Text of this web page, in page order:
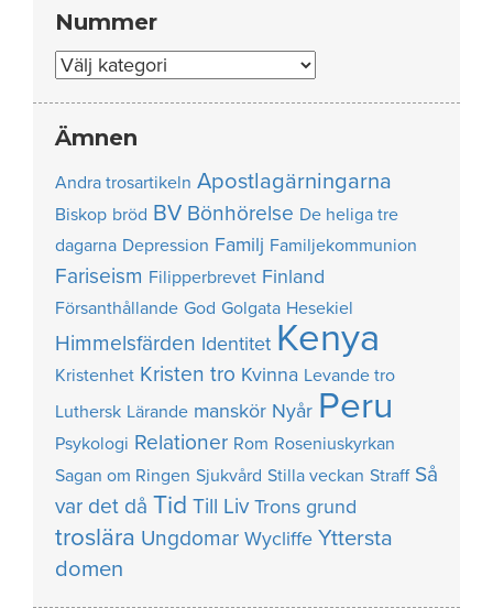
Nummer
Nummer
Ämnen
Andra trosartikeln Apostlagärningarna
Biskop bröd BV Bönhörelse De heliga tre
dagarna Depression Familj Familjekommunion
Fariseism Filipperbrevet Finland
Försanthållande God Golgata Hesekiel
Himmelsfärden Identitet Kenya
Kristenhet Kristen tro Kvinna Levande tro
Luthersk Lärande manskör Nyår Peru
Psykologi Relationer Rom Roseniuskyrkan
Sagan om Ringen Sjukvård Stilla veckan Straff Så
var det då Tid Till Liv Trons grund
troslära Ungdomar Wycliffe Yttersta
domen